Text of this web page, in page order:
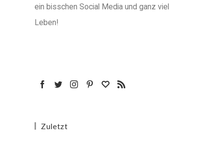
ein bisschen Social Media und ganz viel
Leben!
Zuletzt